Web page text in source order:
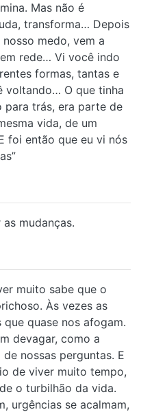
Mas não é
transforma… Depois
medo, vem a
rede… Vi você indo
formas, tantas e
voltando… O que tinha
trás, era parte de
vida, de um
foi então que eu vi nós
mudanças.
muito sabe que o
Às vezes as
quase nos afogam.
devagar, como a
nossas perguntas. E
de viver muito tempo,
o turbilhão da vida.
urgências se acalmam,